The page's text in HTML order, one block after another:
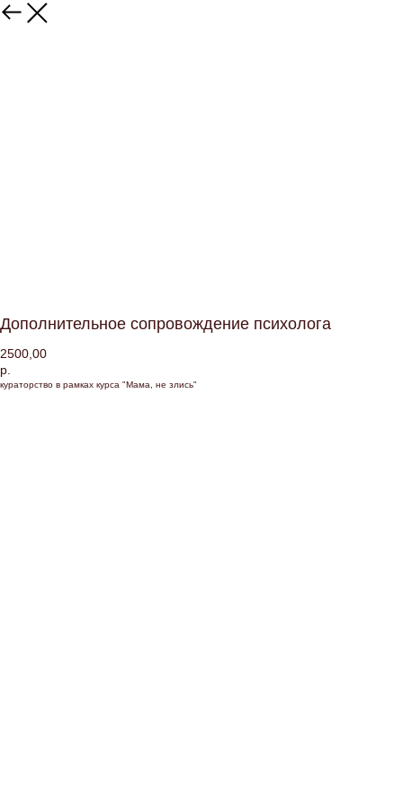
Дополнительное сопровождение психолога
2500,00
р.
кураторство в рамках курса "Мама, не злись"